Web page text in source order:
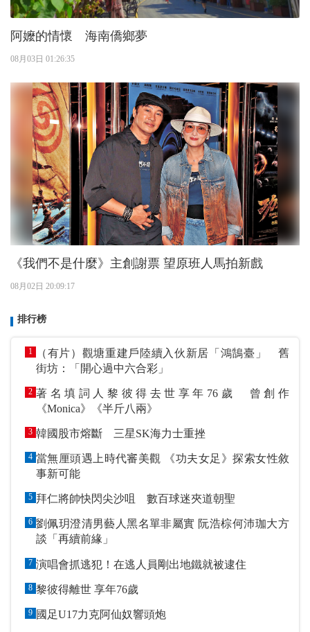
阿嬤的情懷 海南僑鄉夢
08月03日 01:26:35
《我們不是什麼》主創謝票 望原班人馬拍新戲
08月02日 20:09:17
排行榜
1
（有片）觀塘重建戶陸續入伙新居「鴻鵠臺」 舊
街坊：「開心過中六合彩」
2 著名填詞人黎彼得去世享年76歲 曾創作
《Monica》《半斤八兩》
3 韓國股市熔斷 三星SK海力士重挫
4 當無厘頭遇上時代審美觀 《功夫女足》探索女性敘
事新可能
5 拜仁將帥快閃尖沙咀 數百球迷夾道朝聖
6 劉佩玥澄清男藝人黑名單非屬實 阮浩棕何沛珈大方
談「再續前緣」
7 演唱會抓逃犯！在逃人員剛出地鐵就被逮住
8 黎彼得離世 享年76歲
9 國足U17力克阿仙奴響頭炮